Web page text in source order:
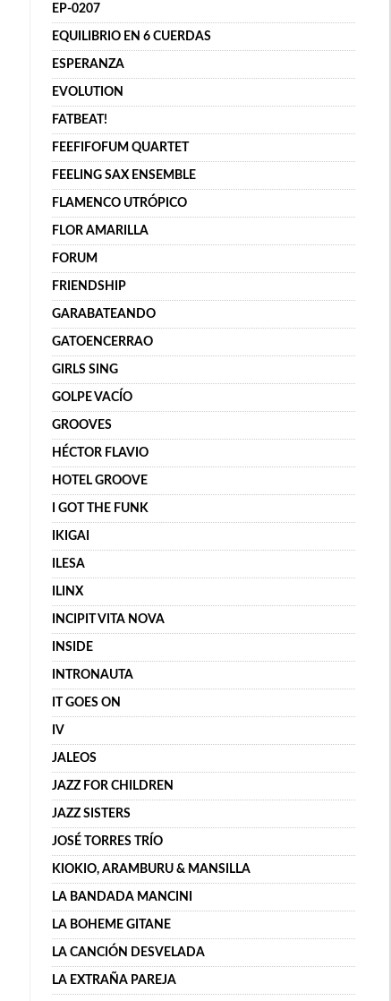
EP-0207
EQUILIBRIO EN 6 CUERDAS
ESPERANZA
EVOLUTION
FATBEAT!
FEEFIFOFUM QUARTET
FEELING SAX ENSEMBLE
FLAMENCO UTRÓPICO
FLOR AMARILLA
FORUM
FRIENDSHIP
GARABATEANDO
GATOENCERRAO
GIRLS SING
GOLPE VACÍO
GROOVES
HÉCTOR FLAVIO
HOTEL GROOVE
I GOT THE FUNK
IKIGAI
ILESA
ILINX
INCIPIT VITA NOVA
INSIDE
INTRONAUTA
IT GOES ON
IV
JALEOS
JAZZ FOR CHILDREN
JAZZ SISTERS
JOSÉ TORRES TRÍO
KIOKIO, ARAMBURU & MANSILLA
LA BANDADA MANCINI
LA BOHEME GITANE
LA CANCIÓN DESVELADA
LA EXTRAÑA PAREJA